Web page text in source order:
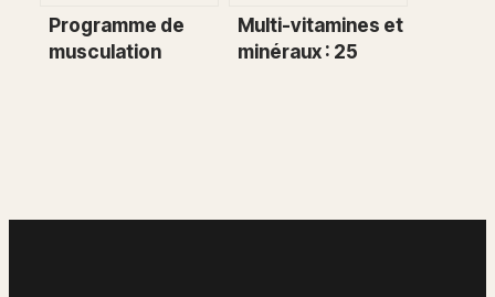
Programme de
musculation
Multi-vitamines et
minéraux : 25